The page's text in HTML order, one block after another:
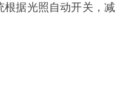
据光照自动开关，减